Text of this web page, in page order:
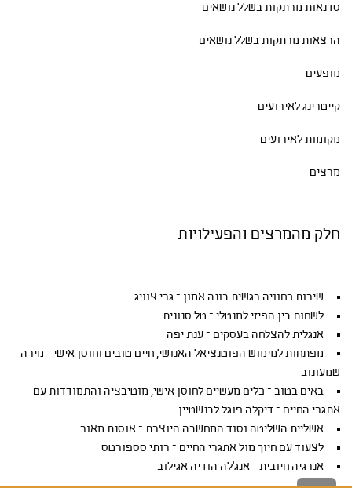
סדנאות מרתקות בשלל נושאים
הרצאות מרתקות בשלל נושאים
מופעים
קייטרינג לאירועים
מקומות לאירועים
מרצים
חלק מהמרצים והפעילויות
שירות כחוויה רגשית בונה אמון – גרי צוויג
לשחות בין הפיזי למנטלי – טל סנונית
אנגלית להצלחה בעסקים – ענת יפה
מפתחות למימוש הפוטנציאל האנושי, חיים טובים וחוסן אישי – מירה
שמעונוב
באים בטוב – כלים מעשיים לחוסן אישי, מוטיבציה והתמודדות עם
אתגרי החיים – דיקלה פוגל לבנשטיין
אשליית השליטה וסוד המחשבה היוצרת – אוסנת מאור
לצעוד עם חיוך מול אתגרי החיים – רותי סספורטס
אנרגיה חיובית – אנג'לה הודיה אגילוב